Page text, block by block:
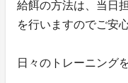
給餌の方法は、当日
を行いますのでご安
日々のトレーニング